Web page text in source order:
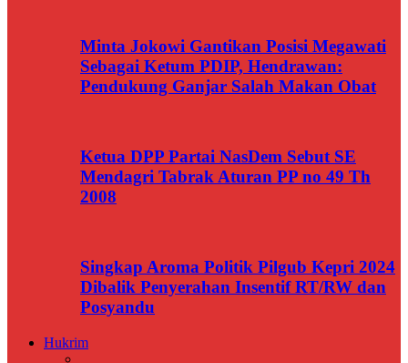
Minta Jokowi Gantikan Posisi Megawati
Sebagai Ketum PDIP, Hendrawan:
Pendukung Ganjar Salah Makan Obat
Ketua DPP Partai NasDem Sebut SE
Mendagri Tabrak Aturan PP no 49 Th
2008
Singkap Aroma Politik Pilgub Kepri 2024
Dibalik Penyerahan Insentif RT/RW dan
Posyandu
Hukrim